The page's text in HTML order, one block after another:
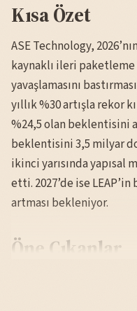
Kısa Özet
ASE Technology,
kaynaklı ileri
yavaşlamasını
yıllık %30 artışla rekor
%24,5 olan beklentisini
beklentisini 3,5 milyar
ikinci yarısında yapısal
etti. 2027’de ise
artması bekleniyor.
Öne Çıkanlar